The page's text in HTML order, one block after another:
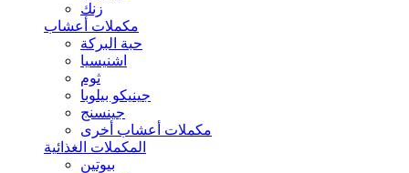
زنك
مكملات أعشاب
حبة البركة
اشنيسيا
ثوم
جينيكو بيلوبا
جينسنج
مكملات أعشاب أخرى
المكملات الغذائية
بيوتين